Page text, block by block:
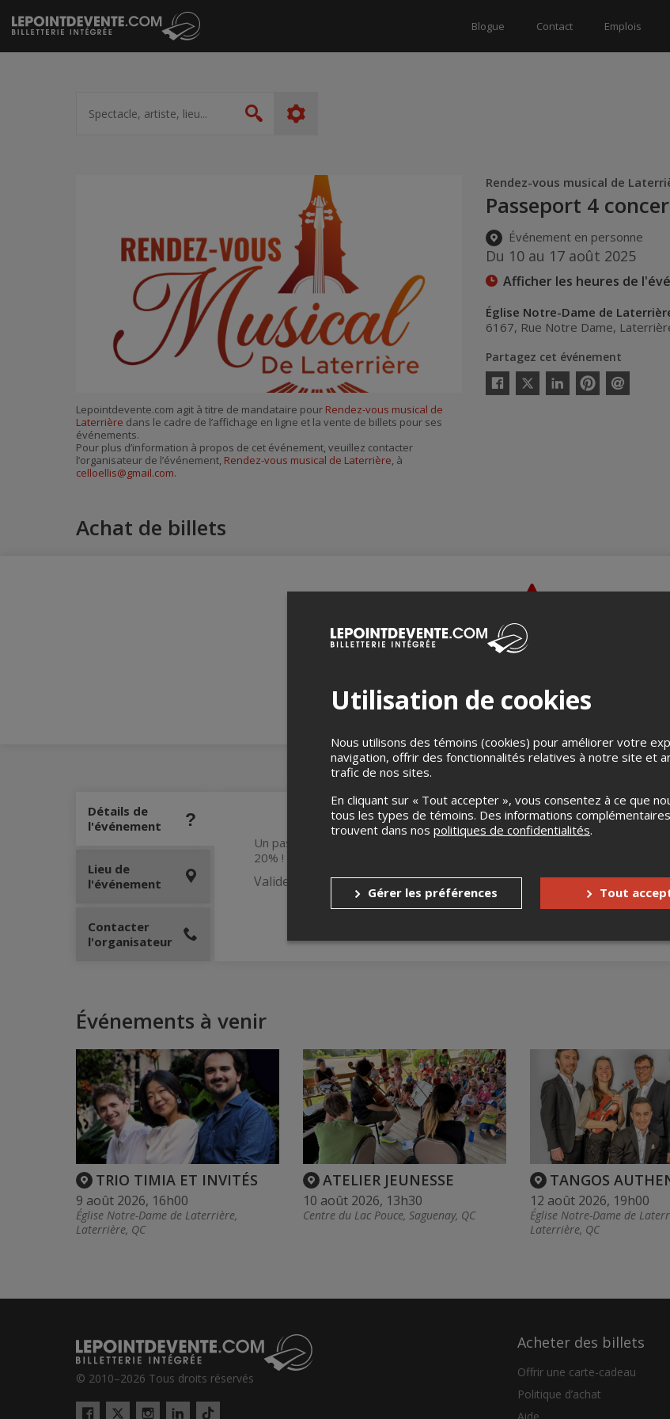
Passer
au
contenu
Blogue Contact Emplois
artiste,
lieu...
Rechercher
Rendez-vous musical de
Passeport 4
Événement en personne
Du 10 au 17 août 2025
Afficher les heures de
Église Notre-Dame de
6167, Rue Notre Dame,
Partagez cet événement
Facebook
Twitter
LinkedinPinterestEnvoyer
Lepointdevente.com agit à titre de mandataire pour Rendez-vous musical de
Laterrière dans le cadre de l’affichage en ligne et la vente de billets pour ses
événements.
Pour plus d’information à propos de cet événement, veuillez contacter
l’organisateur de l’événement, Rendez-vous musical de Laterrière, à
celloellis@gmail.com.
Achat de billets
Merci de confirmer que vous n'êtes pas un robot
Détails de
l'événement
Un passeport vous donnant droit à quatre concert de l'édition 2025 du
20% !
Valide pour une seule personne (non transférable)
Lieu de
l'événement
Contacter
l'organisateur
Événements à venir
TRIO TIMIA ET INVITÉS
9 août 2026, 16h00
Église Notre-Dame de Laterrière,
Laterrière, QC
ATELIER JEUNESSE
10 août 2026, 13h30
Centre du Lac Pouce, Saguenay, QC
TANGOS
12 août 2026, 19h00
Église Notre-Dame de
Laterrière, QC
© 2010–2026 Tous droits réservés
Twitter Tiktok
Acheter des billets
Offrir une carte-cadeau
Politique d’achat
Utilisation de cookies
Nous utilisons des témoins (cookies) pour améliorer votre
navigation, offrir des fonctionnalités relatives à notre site et
trafic de nos sites.
En cliquant sur « Tout accepter », vous consentez à ce que
tous les types de témoins. Des informations
trouvent dans nos politiques de confidentialités.
Gérer les préférences Tout